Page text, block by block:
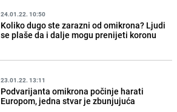
24.01.22. 10:50
Koliko dugo ste zarazni od omikrona? Ljudi
se plaše da i dalje mogu prenijeti koronu
23.01.22. 13:11
Podvarijanta omikrona počinje harati
Europom, jedna stvar je zbunjujuća